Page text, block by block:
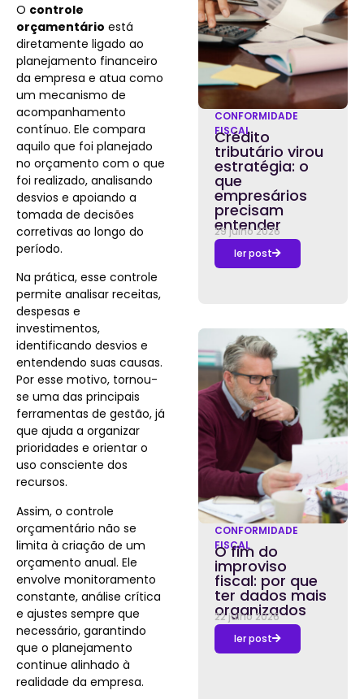
O controle
orçamentário está
diretamente ligado ao
planejamento financeiro
da empresa e atua como
um mecanismo de
acompanhamento
contínuo. Ele compara
aquilo que foi planejado
no orçamento com o que
foi realizado, analisando
desvios e apoiando a
tomada de decisões
corretivas ao longo do
período.
Na prática, esse controle
permite analisar receitas,
despesas e
investimentos,
identificando desvios e
entendendo suas causas.
Por esse motivo, tornou-
se uma das principais
ferramentas de gestão, já
que ajuda a organizar
prioridades e orientar o
uso consciente dos
recursos.
Assim, o controle
orçamentário não se
limita à criação de um
orçamento anual. Ele
envolve monitoramento
constante, análise crítica
e ajustes sempre que
necessário, garantindo
que o planejamento
continue alinhado à
realidade da empresa.
CONFORMIDADE
FISCAL
Crédito
tributário virou
estratégia: o
que
empresários
precisam
entender
29 julho 2026
ler post
CONFORMIDADE
FISCAL
O fim do
improviso
fiscal: por que
ter dados mais
organizados
22 julho 2026
ler post